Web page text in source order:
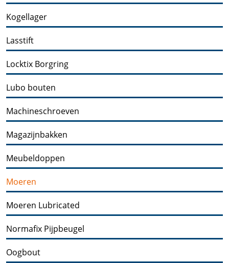
Kogellager
Lasstift
Locktix Borgring
Lubo bouten
Machineschroeven
Magazijnbakken
Meubeldoppen
Moeren
Moeren Lubricated
Normafix Pijpbeugel
Oogbout